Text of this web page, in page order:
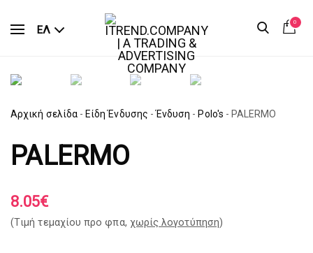
ΕΛ
0
Αρχική σελίδα - Είδη Ένδυσης - Ένδυση - Polo's - PALERMO
PALERMO
8.05€
(Tιμή τεμαχίου προ φπα, χωρίς λογοτύπηση)